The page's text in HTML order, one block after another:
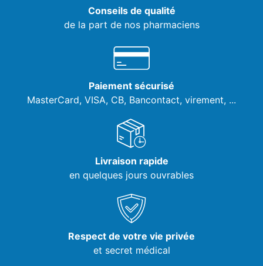
Conseils de qualité
de la part de nos pharmaciens
Paiement sécurisé
MasterCard, VISA, CB, Bancontact, virement, ...
Livraison rapide
en quelques jours ouvrables
Respect de votre vie privée
et secret médical